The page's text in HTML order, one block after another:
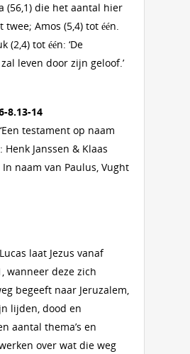
(56,1) die het aantal hier
Amos (5,4) tot één.
(2,4) tot één: ‘De
leven door zijn geloof.’
8.13-14
testament op naam
Henk Janssen & Klaas
naam van Paulus, Vught
laat Jezus vanaf
wanneer deze zich
begeeft naar Jeruzalem,
lijden, dood en
aantal thema’s en
over wat die weg